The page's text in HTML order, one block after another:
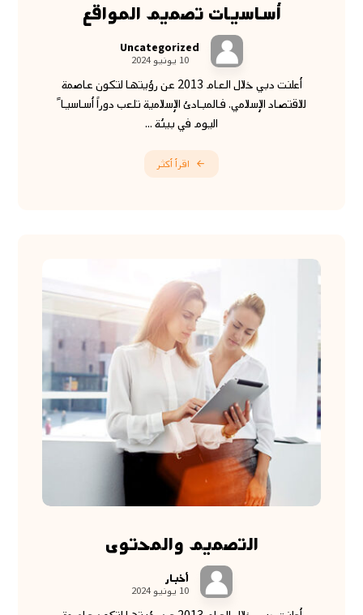
أساسيات تصميم المواقع
Uncategorized
10 يونيو 2024
أعلنت دبي خلال العام 2013 عن رؤيتها لتكون عاصمة
للاقتصاد الإسلامي. فالمبادئ الإسلامية تلعب دوراً أساسيا ً
اليوم في بيئة ...
اقرأ أكثر
التصميم والمحتوى
أخبار
10 يونيو 2024